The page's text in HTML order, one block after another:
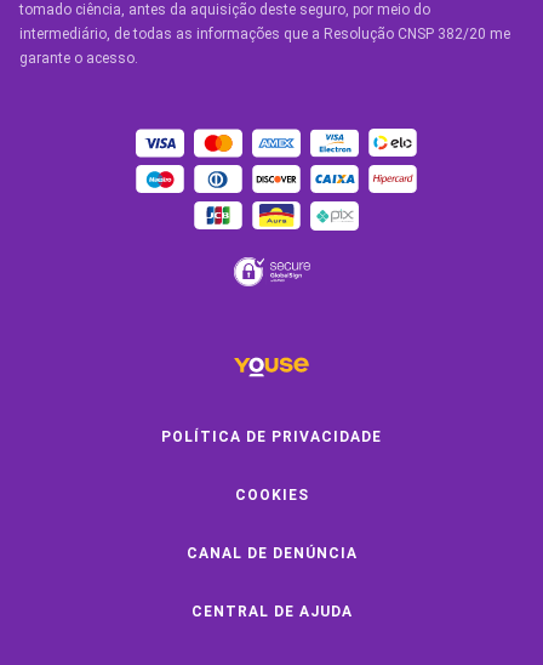
Condições Gerais
OUTROS SERVIÇOS
tomado ciência, antes da aquisição deste seguro, por meio do
intermediário, de todas as informações que a Resolução CNSP 382/20 me
garante o acesso.
POLÍTICA DE PRIVACIDADE
COOKIES
CANAL DE DENÚNCIA
CENTRAL DE AJUDA